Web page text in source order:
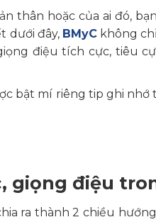
thân hoặc của ai đó,
dưới đây, BMyC không
điệu tích cực, tiêu
bật mí riêng tip ghi
giọng điệu
ra thành 2 chiều